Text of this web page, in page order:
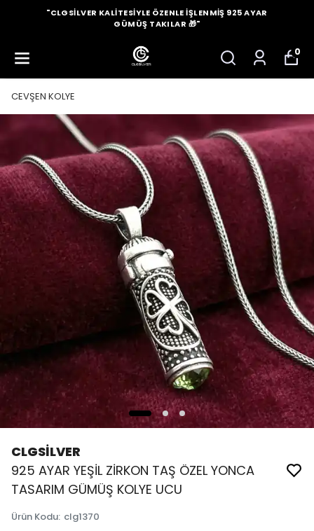
"CLGSILVER KALITESIYLE ÖZENLE İŞLENMIŞ 925 AYAR
GÜMÜŞ TAKILAR 🎁"
0
CEVŞEN KOLYE
CLGSİLVER
925 AYAR YEŞİL ZİRKON TAŞ ÖZEL YONCA
TASARIM GÜMÜŞ KOLYE UCU
Ürün Kodu: clg1370